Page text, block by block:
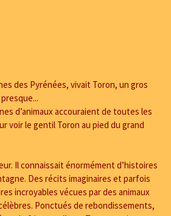
des Pyrénées, vivait Toron, un gros
d’animaux accouraient de toutes les
voir le gentil Toron au pied du grand
Il connaissait énormément d’histoires
Des récits imaginaires et parfois
incroyables vécues par des animaux
Ponctués de rebondissements,